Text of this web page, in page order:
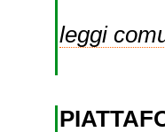
leggi